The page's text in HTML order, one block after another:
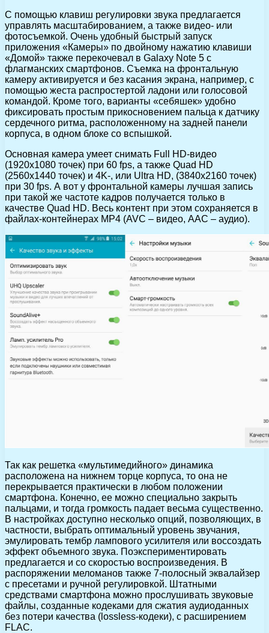
С помощью клавиш регулировки звука предлагается
управлять масштабированием, а также видео- или
фотосъемкой. Очень удобный быстрый запуск
приложения «Камеры» по двойному нажатию клавиши
«Домой» также перекочевал в Galaxy Note 5 c
флагманских смартфонов. Съемка на фронтальную
камеру активируется и без касания экрана, например, с
помощью жеста распростертой ладони или голосовой
командой. Кроме того, варианты «себяшек» удобно
фиксировать простым прикосновением пальца к датчику
сердечного ритма, расположенному на задней панели
корпуса, в одном блоке со вспышкой.
Основная камера умеет снимать Full HD-видео
(1920х1080 точек) при 60 fps, а также Quad HD
(2560х1440 точек) и 4K-, или Ultra HD, (3840х2160 точек)
при 30 fps. А вот у фронтальной камеры лучшая запись
при такой же частоте кадров получается только в
качестве Quad HD. Весь контент при этом сохраняется в
файлах-контейнерах MP4 (AVC – видео, AAC – аудио).
Так как решетка «мультимедийного» динамика
расположена на нижнем торце корпуса, то она не
перекрывается практически в любом положении
смартфона. Конечно, ее можно специально закрыть
пальцами, и тогда громкость падает весьма существенно.
В настройках доступно несколько опций, позволяющих, в
частности, выбрать оптимальный уровень звучания,
эмулировать тембр лампового усилителя или воссоздать
эффект объемного звука. Поэкспериментировать
предлагается и со скоростью воспроизведения. В
распоряжении меломанов также 7-полосный эквалайзер
с пресетами и ручной регулировкой. Штатными
средствами смартфона можно прослушивать звуковые
файлы, созданные кодеками для сжатия аудиоданных
без потери качества (lossless-кодеки), с расширением
FLAC.